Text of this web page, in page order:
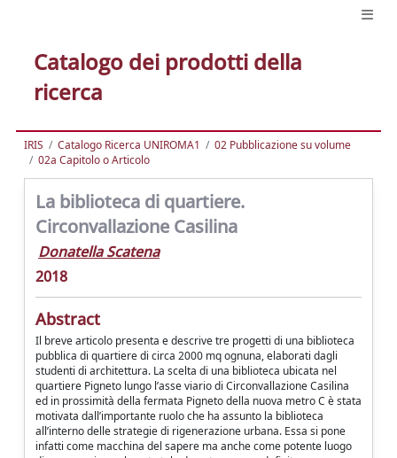
Catalogo dei prodotti della
ricerca
IRIS Catalogo Ricerca UNIROMA1
02 Pubblicazione su volume
02a Capitolo o Articolo
La biblioteca di quartiere.
Circonvallazione Casilina
Donatella Scatena
2018
Abstract
Il breve articolo presenta e descrive tre progetti di una biblioteca
pubblica di quartiere di circa 2000 mq ognuna, elaborati dagli
studenti di architettura. La scelta di una biblioteca ubicata nel
quartiere Pigneto lungo l’asse viario di Circonvallazione Casilina
ed in prossimità della fermata Pigneto della nuova metro C è stata
motivata dall’importante ruolo che ha assunto la biblioteca
all’interno delle strategie di rigenerazione urbana. Essa si pone
infatti come macchina del sapere ma anche come potente luogo